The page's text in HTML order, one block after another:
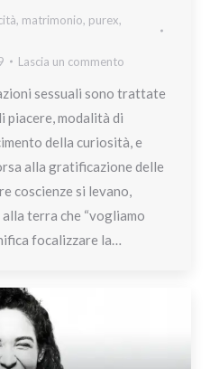
, matrimonio, purex,
Lascia un commento
sessuali sono trattate
piacere, modalità di
della curiosità, e
alla gratificazione delle
coscienze si levano,
terra che “vogliamo
focalizzare la…